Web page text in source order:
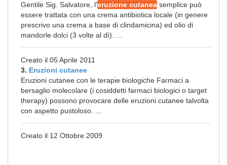
Gentile Sig. Salvatore, l'eruzione cutanea semplice può
essere trattata con una crema antibiotica locale (in genere
prescrivo una crema a base di clindamicina) ed olio di
mandorle dolci (3 volte al dì). ...
Creato il 05 Aprile 2011
3. Eruzioni cutanee
Eruzioni cutanee con le terapie biologiche Farmaci a
bersaglio molecolare (i cosiddetti farmaci biologici o target
therapy) possono provocare delle eruzioni cutanee talvolta
con aspetto pustoloso. ...
Creato il 12 Ottobre 2009